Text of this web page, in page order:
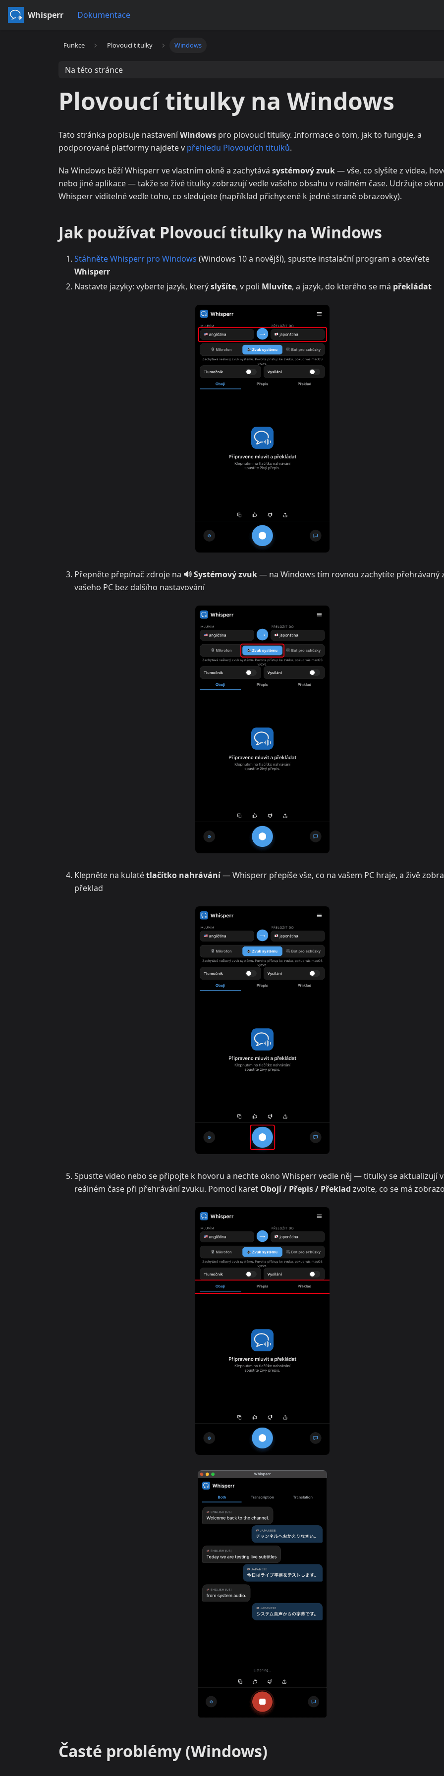
Whisperr Dokumentace
Funkce Plovoucí titulky Windows
Na této stránce
Plovoucí titulky na Windows
Tato stránka popisuje nastaveníWindows pro plovoucí titulky. Informace o tom, jak to funguje, a
podporované platformy najdete v přehledu Plovoucích titulků.
Na Windows běží Whisperr ve vlastním okně a zachytává systémový zvuk— vše, co slyšíte z videa,
nebo jiné aplikace — takže se živé titulky zobrazují vedle vašeho obsahu v reálném čase. Udržujte okno
Whisperr viditelné vedle toho, co sledujete (například přichycené k jedné straně obrazovky).
Jak používat Plovoucí titulky na Windows
Stáhněte Whisperr pro Windows (Windows 10 a novější), spusťte instalační program a otevřete
Whisperr
Nastavte jazyky: vyberte jazyk, kterýslyšíte, v poli Mluvíte, a jazyk, do kterého se má překládat
Přepněte přepínač zdroje na 🔊 Systémový zvuk— na Windows tím rovnou zachytíte přehrávaný
vašeho PC bez dalšího nastavování
Klepněte na kulatétlačítko nahrávání— Whisperr přepíše vše, co na vašem PC hraje, a živě
překlad
Spusťte video nebo se připojte k hovoru a nechte okno Whisperr vedle něj — titulky se aktualizují v
reálném čase při přehrávání zvuku. Pomocí karet Obojí / Přepis / Překlad zvolte, co se má
Časté problémy (Windows)